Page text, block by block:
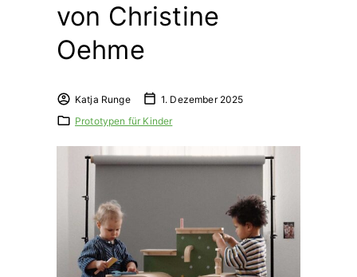
von Christine
Oehme
Katja Runge
1. Dezember 2025
Prototypen für Kinder